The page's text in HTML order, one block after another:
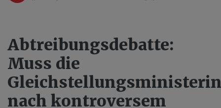
Abtreibungsdebatte:
Muss die
nach kontroversem